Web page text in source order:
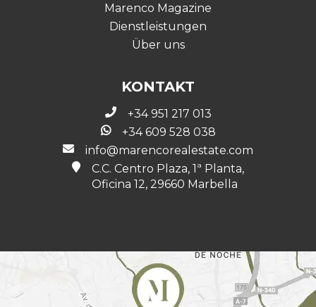
Marenco Magazine
Dienstleistungen
Über uns
KONTAKT
+34 951 217 013
+34 609 528 038
info@marencorealestate.com
C.C. Centro Plaza, 1ª Planta,
Oficina 12, 29660 Marbella